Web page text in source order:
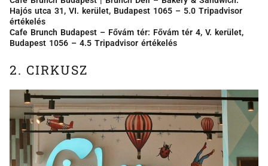
Hajós utca 31, VI. kerület, Budapest 1065 – 5.0 Tripadvisor
értékelés
Cafe Brunch Budapest – Fővám tér: Fővám tér 4, V. kerület,
Budapest 1056 – 4.5 Tripadvisor értékelés
2. CIRKUSZ